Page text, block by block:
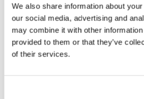
We also share information about
our social media, advertising and
may combine it with other information
provided to them or that they’ve
of their services.
Abmessungen: 28.8 x 9.8 x 10 cm
Größentabelle